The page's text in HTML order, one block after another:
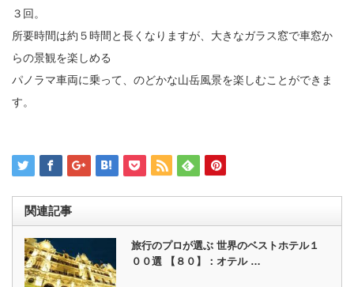
３回。
所要時間は約５時間と長くなりますが、大きなガラス窓で車窓か
らの景観を楽しめる
パノラマ車両に乗って、のどかな山岳風景を楽しむことができま
す。
関連記事
旅行のプロが選ぶ 世界のベストホテル１
００選 【８０】：オテル …